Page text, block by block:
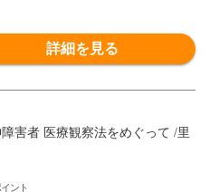
詳細を見る
害者 医療観察法をめぐって /里